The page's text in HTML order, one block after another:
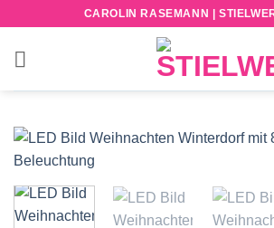
springen
CAROLIN RASEMANN |